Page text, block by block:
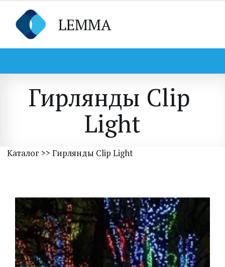
LEMMA
Гирлянды Clip
Light
Каталог >> Гирлянды Clip Light